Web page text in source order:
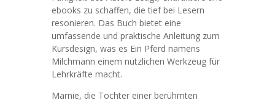
ebooks zu schaffen, die tief bei Lesern
resonieren. Das Buch bietet eine
umfassende und praktische Anleitung zum
Kursdesign, was es Ein Pferd namens
Milchmann einem nützlichen Werkzeug für
Lehrkräfte macht.
Marnie, die Tochter einer berühmten